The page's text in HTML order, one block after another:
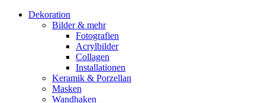
Dekoration
Bilder & mehr
Fotografien
Acrylbilder
Collagen
Installationen
Keramik & Porzellan
Masken
Wandhaken